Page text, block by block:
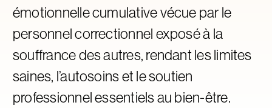
émotionnelle cumulative vécue par le
personnel correctionnel exposé à la
souffrance des autres, rendant les limites
saines, l’autosoins et le soutien
professionnel essentiels au bien-être.